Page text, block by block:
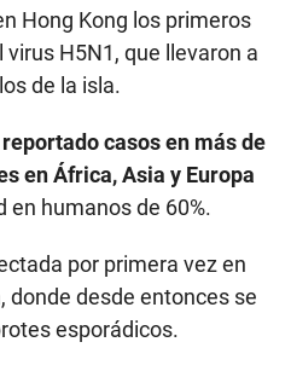
Hong Kong los primeros
H5N1, que llevaron a
de la isla.
casos en más de
en África, Asia y Europa
en humanos de 60%.
por primera vez en
donde desde entonces se
esporádicos.